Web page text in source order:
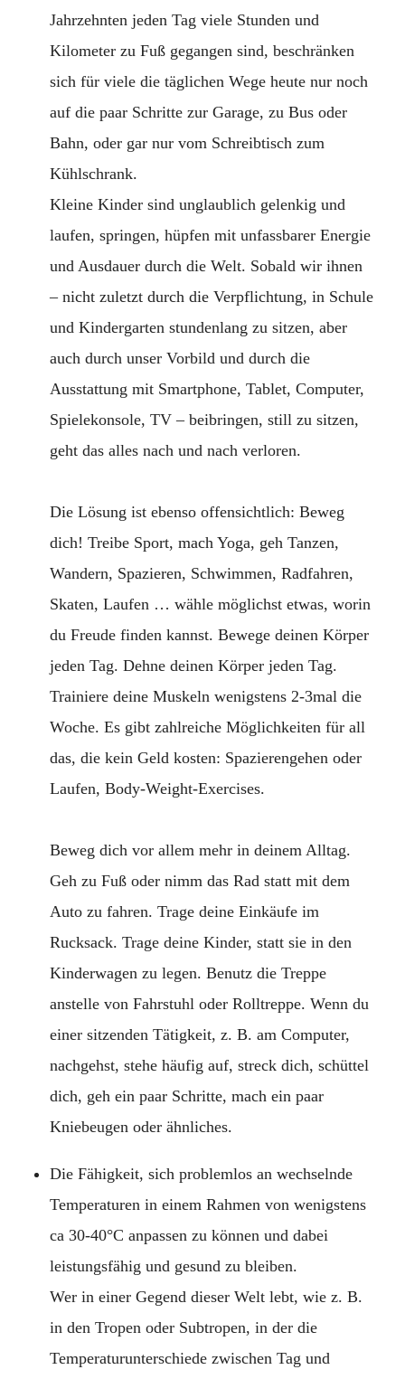
Jahrzehnten jeden Tag viele Stunden und
Kilometer zu Fuß gegangen sind, beschränken
sich für viele die täglichen Wege heute nur noch
auf die paar Schritte zur Garage, zu Bus oder
Bahn, oder gar nur vom Schreibtisch zum
Kühlschrank.
Kleine Kinder sind unglaublich gelenkig und
laufen, springen, hüpfen mit unfassbarer Energie
und Ausdauer durch die Welt. Sobald wir ihnen
– nicht zuletzt durch die Verpflichtung, in Schule
und Kindergarten stundenlang zu sitzen, aber
auch durch unser Vorbild und durch die
Ausstattung mit Smartphone, Tablet, Computer,
Spielekonsole, TV – beibringen, still zu sitzen,
geht das alles nach und nach verloren.
Die Lösung ist ebenso offensichtlich: Beweg
dich! Treibe Sport, mach Yoga, geh Tanzen,
Wandern, Spazieren, Schwimmen, Radfahren,
Skaten, Laufen … wähle möglichst etwas, worin
du Freude finden kannst. Bewege deinen Körper
jeden Tag. Dehne deinen Körper jeden Tag.
Trainiere deine Muskeln wenigstens 2-3mal die
Woche. Es gibt zahlreiche Möglichkeiten für all
das, die kein Geld kosten: Spazierengehen oder
Laufen, Body-Weight-Exercises.
Beweg dich vor allem mehr in deinem Alltag.
Geh zu Fuß oder nimm das Rad statt mit dem
Auto zu fahren. Trage deine Einkäufe im
Rucksack. Trage deine Kinder, statt sie in den
Kinderwagen zu legen. Benutz die Treppe
anstelle von Fahrstuhl oder Rolltreppe. Wenn du
einer sitzenden Tätigkeit, z. B. am Computer,
nachgehst, stehe häufig auf, streck dich, schüttel
dich, geh ein paar Schritte, mach ein paar
Kniebeugen oder ähnliches.
Die Fähigkeit, sich problemlos an wechselnde
Temperaturen in einem Rahmen von wenigstens
ca 30-40°C anpassen zu können und dabei
leistungsfähig und gesund zu bleiben.
Wer in einer Gegend dieser Welt lebt, wie z. B.
in den Tropen oder Subtropen, in der die
Temperaturunterschiede zwischen Tag und